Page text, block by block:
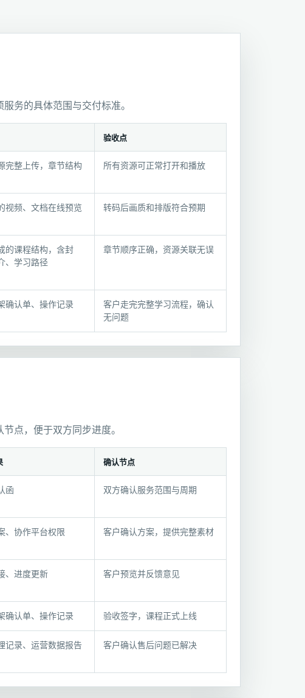
务的具体范围与交付标准。
验收点
完整上传，章节结构
所有资源可正常打开和播放
视频、文档在线预览
转码后画质和排版符合预期
的课程结构，含封
、学习路径
章节顺序正确，资源关联无误
确认单、操作记录
客户走完完整学习流程，确认
无问题
点，便于双方同步进度。
确认节点
函 双方确认服务范围与周期
、协作平台权限 客户确认方案，提供完整素材
、进度更新 客户预览并反馈意见
确认单、操作记录 验收签字，课程正式上线
记录、运营数据报告 客户确认售后问题已解决